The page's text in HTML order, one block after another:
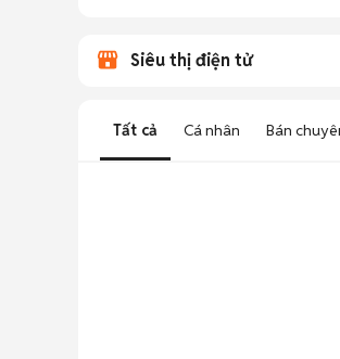
Siêu thị điện tử
Tất cả Cá nhân Bán